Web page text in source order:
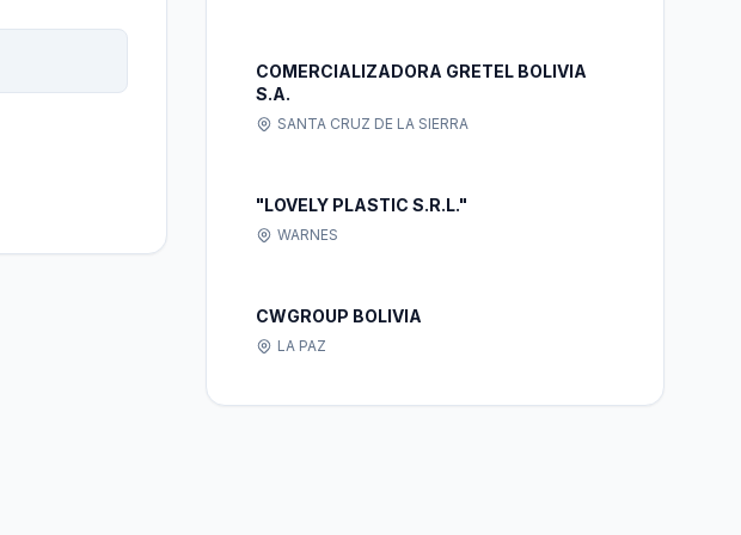
COMERCIALIZADORA GRETEL BOLIVIA
S.A.
SANTA CRUZ DE LA SIERRA
"LOVELY PLASTIC S.R.L."
WARNES
CWGROUP BOLIVIA
LA PAZ